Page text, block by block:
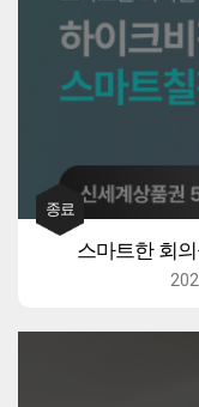
스마트한 회